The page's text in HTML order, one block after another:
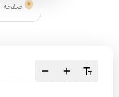
صفحه